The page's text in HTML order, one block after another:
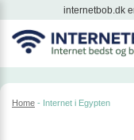
indhold
internetbob.dk
Home - Internet i Egypten